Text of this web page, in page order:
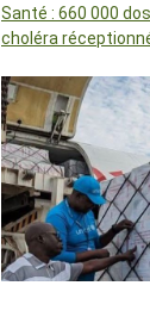
Santé : 660 000
choléra